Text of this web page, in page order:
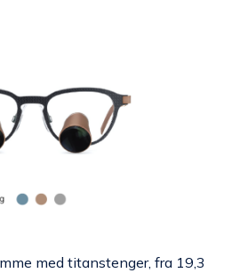
med titanstenger, fra 19,3